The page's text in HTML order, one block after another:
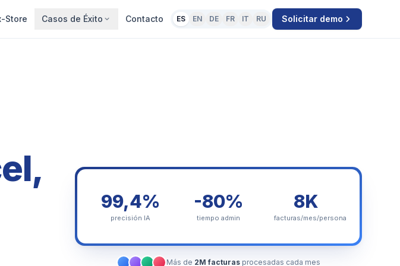
Store Casos de Éxito Contacto ES EN DE FR IT RU Solicitar demo
99,4%
precisión IA
-80%
tiempo admin
8K
facturas/mes/persona
Más de 2M facturasprocesadas cada mes